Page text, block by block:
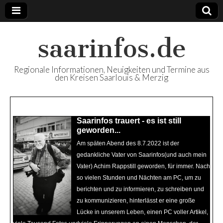
saarinfos.de
Regionale Informationen, Neuigkeiten und Termine aus
den Kreisen Saarlouis & Merzig
Saarinfos trauert - es ist still
geworden...
Am späten Abend des 8.7.2022 ist der
gedankliche Vater von Saarinfos(und auch mein
Vater) Achim Rappstill geworden, für immer. Nach
so vielen Stunden und Nächten am PC, um zu
berichten und zu informieren, zu schreiben und
zu kommunizieren, hinterlässt er eine große
Lücke in unserem Leben, einen PC voller Artikel,
Saarinfos Plus - Ausgabe 64
Juni Juli 22 ist nun online
Mit Saarinfos Plus - Ausgabe 64 Juni Juli
22 - Ihr Regionalmagazin für die Kreise
Saarlouis & Merzig - steht unser Magazin
diesmal auch wieder in digitaler Version -
neben der Print-Ausgabe, die zur Zeit an
öffentlichen Stellen in den Landkreisen zur
Mitnahme bereit liegen - zum online